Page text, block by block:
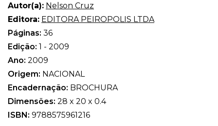
Autor(a): Nelson Cruz
Editora: EDITORA PEIROPOLIS LTDA
Páginas: 36
Edição: 1 - 2009
Ano: 2009
Origem: NACIONAL
Encadernação: BROCHURA
Dimensões: 28 x 20 x 0.4
ISBN: 9788575961216